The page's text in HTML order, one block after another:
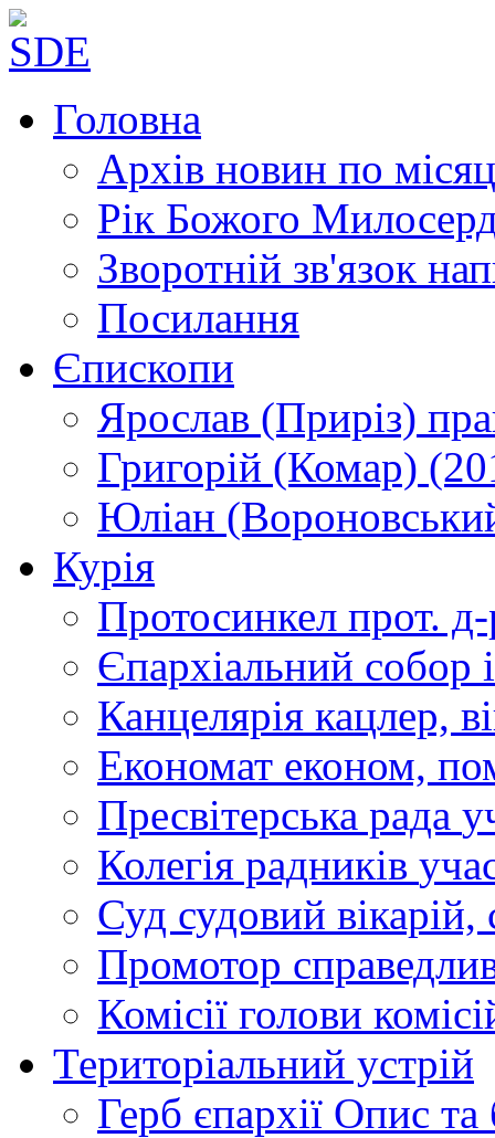
Головна
Архів новин по
Рік Божого
Зворотній зв'язок
Посилання
Єпископи
Ярослав (Приріз)
Григорій (Комар)
Юліан
Курія
Протосинкел прот.
Єпархіальний собор
Канцелярія кацлер,
Економат економ,
Пресвітерська рада
Колегія радників
Суд судовий вікарій,
Промотор
Комісії голови
Територіальний устрій
Герб єпархії Опис та